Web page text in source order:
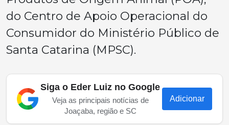
do Centro de Apoio Operacional do
Consumidor do Ministério Público de
Santa Catarina (MPSC).
Siga o Eder Luiz no Google
Veja as principais notícias de
Joaçaba, região e SC
Adicionar